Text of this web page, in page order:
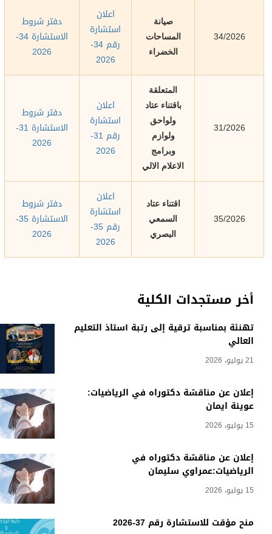
أخر مستجدات الكلية
تهنئة بمناسبة ترقية إلى رتبة أستاذ التعليم
العالي
21 يوليو، 2026
إعلان عن مناقشة دكتوراه في الرياضيات:
عوينة ايمان
15 يوليو، 2026
إعلان عن مناقشة دكتوراه في
الرياضيات:عمراوي سليمان
15 يوليو، 2026
منح مؤقت للاستشارة رقم 37-2026
34/2026
صيانة
المساحات
الخضراء
اعلان
استشارة
رقم 34-
2026
دفتر شروط
الاستشارة 34-
2026
31/2026
المتعلقة
باقتناء عتاد
ولواحق
ولوازم
وبرامج
الاعلام الالي
اعلان
استشارة
رقم 31-
2026
دفتر شروط
الاستشارة 31-
2026
35/2026
اقتناء عتاد
السمعي
البصري
اعلان
استشارة
رقم 35-
2026
دفتر شروط
الاستشارة 35-
2026